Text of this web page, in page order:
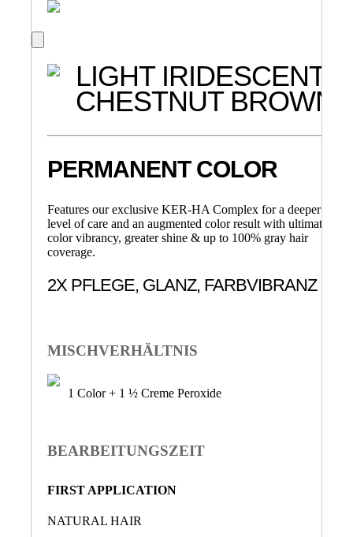
LIGHT IRIDESCENT
CHESTNUT BROWN
PERMANENT COLOR
Features our exclusive KER-HA Complex for a deeper
level of care and an augmented color result with ultimate
color vibrancy, greater shine & up to 100% gray hair
coverage.
2X PFLEGE, GLANZ, FARBVIBRANZ
MISCHVERHÄLTNIS
1 Color + 1 ½ Creme Peroxide
BEARBEITUNGSZEIT
FIRST APPLICATION
NATURAL HAIR